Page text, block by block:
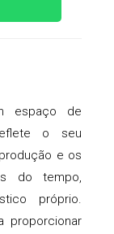
espaço de
o seu
e os
do tempo,
próprio.
proporcionar